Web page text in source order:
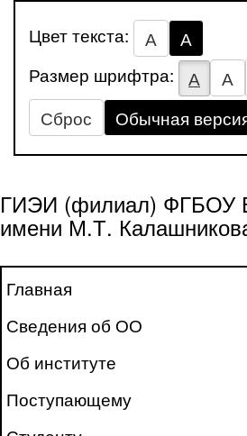
Цвет текста: А
А
Размер шрифтра:
А А
Сброс
Обычная
ГИЭИ (филиал) ФГБОУ
имени М.Т.
Главная
Сведения об ОО
Об институте
Поступающему